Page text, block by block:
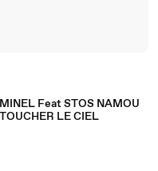
Feat STOS NAMOU
LE CIEL